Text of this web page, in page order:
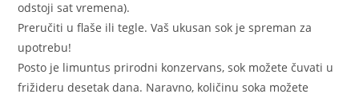
odstoji sat vremena).
Preručiti u flaše ili tegle. Vaš ukusan sok je spreman za
upotrebu!
Posto je limuntus prirodni konzervans, sok možete čuvati u
frižideru desetak dana. Naravno, količinu soka možete